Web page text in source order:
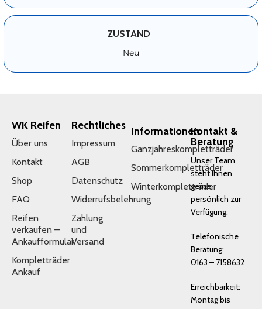
ZUSTAND
Neu
WK Reifen
Über uns
Kontakt
Shop
FAQ
Reifen
verkaufen –
Ankaufformular
Kompletträder
Ankauf
Rechtliches
Impressum
AGB
Datenschutz
Widerrufsbelehrung
Zahlung
und
Versand
Informationen
Ganzjahreskompletträder
Sommerkompletträder
Winterkompletträder
Kontakt &
Beratung
Unser Team
steht Ihnen
gerne
persönlich zur
Verfügung:
Telefonische
Beratung:
0163 – 7158632
Erreichbarkeit:
Montag bis